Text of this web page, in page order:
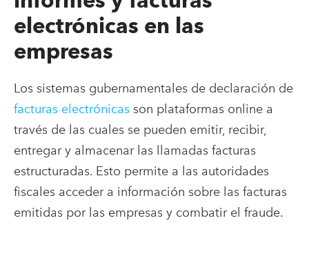
electrónicas en las
empresas
Los sistemas gubernamentales de declaración de
facturas electrónicas son plataformas online a
través de las cuales se pueden emitir, recibir,
entregar y almacenar las llamadas facturas
estructuradas. Esto permite a las autoridades
fiscales acceder a información sobre las facturas
emitidas por las empresas y combatir el fraude.